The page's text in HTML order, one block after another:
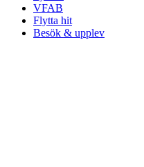
VFAB
Flytta hit
Besök & upplev